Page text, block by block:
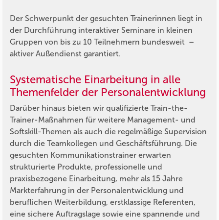
Der Schwerpunkt der gesuchten Trainerinnen liegt in
der Durchführung interaktiver Seminare in kleinen
Gruppen von bis zu 10 Teilnehmern bundesweit –
aktiver Außendienst garantiert.
Systematische Einarbeitung in alle
Themenfelder der Personalentwicklung
Darüber hinaus bieten wir qualifizierte Train-the-
Trainer-Maßnahmen für weitere Management- und
Softskill-Themen als auch die regelmäßige Supervision
durch die Teamkollegen und Geschäftsführung. Die
gesuchten Kommunikationstrainer erwarten
strukturierte Produkte, professionelle und
praxisbezogene Einarbeitung, mehr als 15 Jahre
Markterfahrung in der Personalentwicklung und
beruflichen Weiterbildung, erstklassige Referenten,
eine sichere Auftragslage sowie eine spannende und